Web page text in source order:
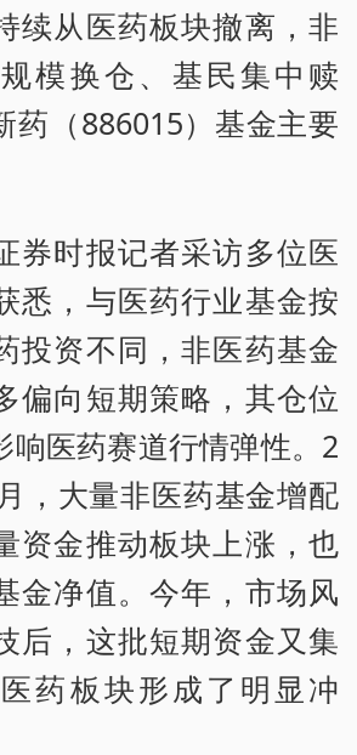
续从医药板块撤离，非
模换仓、基民集中赎
药（886015）基金主要
时报记者采访多位医
悉，与医药行业基金按
投资不同，非医药基金
偏向短期策略，其仓位
响医药赛道行情弹性。2
，大量非医药基金增配
资金推动板块上涨，也
金净值。今年，市场风
后，这批短期资金又集
药板块形成了明显冲